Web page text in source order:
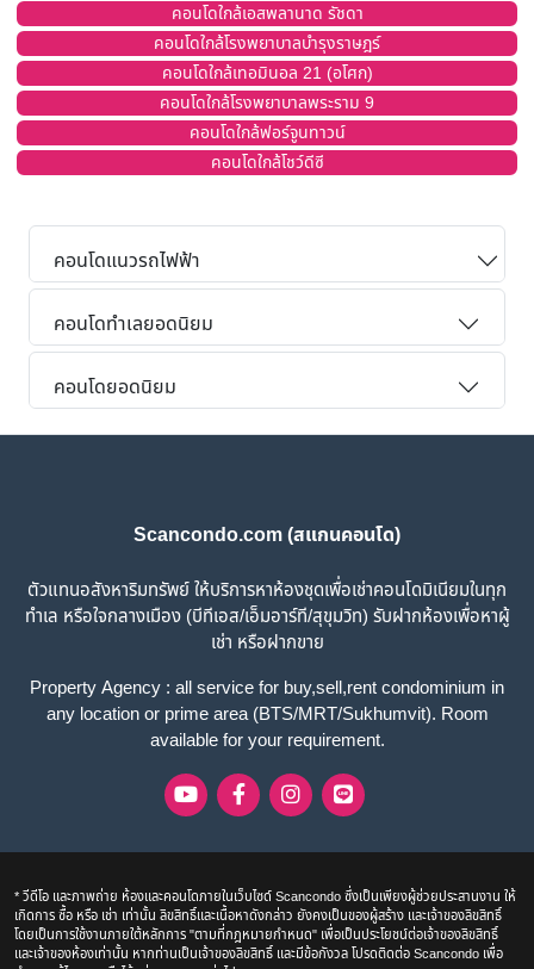
คอนโดใกล้เอสพลานาด รัชดา
คอนโดใกล้โรงพยาบาลบำรุงราษฎร์
คอนโดใกล้เทอมินอล 21 (อโศก)
คอนโดใกล้โรงพยาบาลพระราม 9
คอนโดใกล้ฟอร์จูนทาวน์
คอนโดใกล้โชว์ดีซี
คอนโดแนวรถไฟฟ้า
คอนโดทำเลยอดนิยม
คอนโดยอดนิยม
Scancondo.com (สแกนคอนโด)
ตัวแทนอสังหาริมทรัพย์ ให้บริการหาห้องชุดเพื่อเช่าคอนโดมิเนียมในทุก
ทำเล หรือใจกลางเมือง (บีทีเอส/เอ็มอาร์ที/สุขุมวิท) รับฝากห้องเพื่อหาผู้
เช่า หรือฝากขาย
Property Agency : all service for buy,sell,rent condominium in
any location or prime area (BTS/MRT/Sukhumvit). Room
available for your requirement.
* วีดีโอ และภาพถ่าย ห้องและคอนโดภายในเว็บไซด์ Scancondo ซึ่งเป็นเพียงผู้ช่วยประสานงาน ให้
เกิดการ ซื้อ หรือ เช่า เท่านั้น ลิขสิทธิ์และเนื้อหาดังกล่าว ยังคงเป็นของผู้สร้าง และเจ้าของลิขสิทธิ์
โดยเป็นการใช้งานภายใต้หลักการ "ตามที่กฎหมายกำหนด" เพื่อเป็นประโยชน์ต่อเจ้าของลิขสิทธิ์
และเจ้าของห้องเท่านั้น หากท่านเป็นเจ้าของลิขสิทธิ์ และมีข้อกังวล โปรดติดต่อ Scancondo เพื่อ